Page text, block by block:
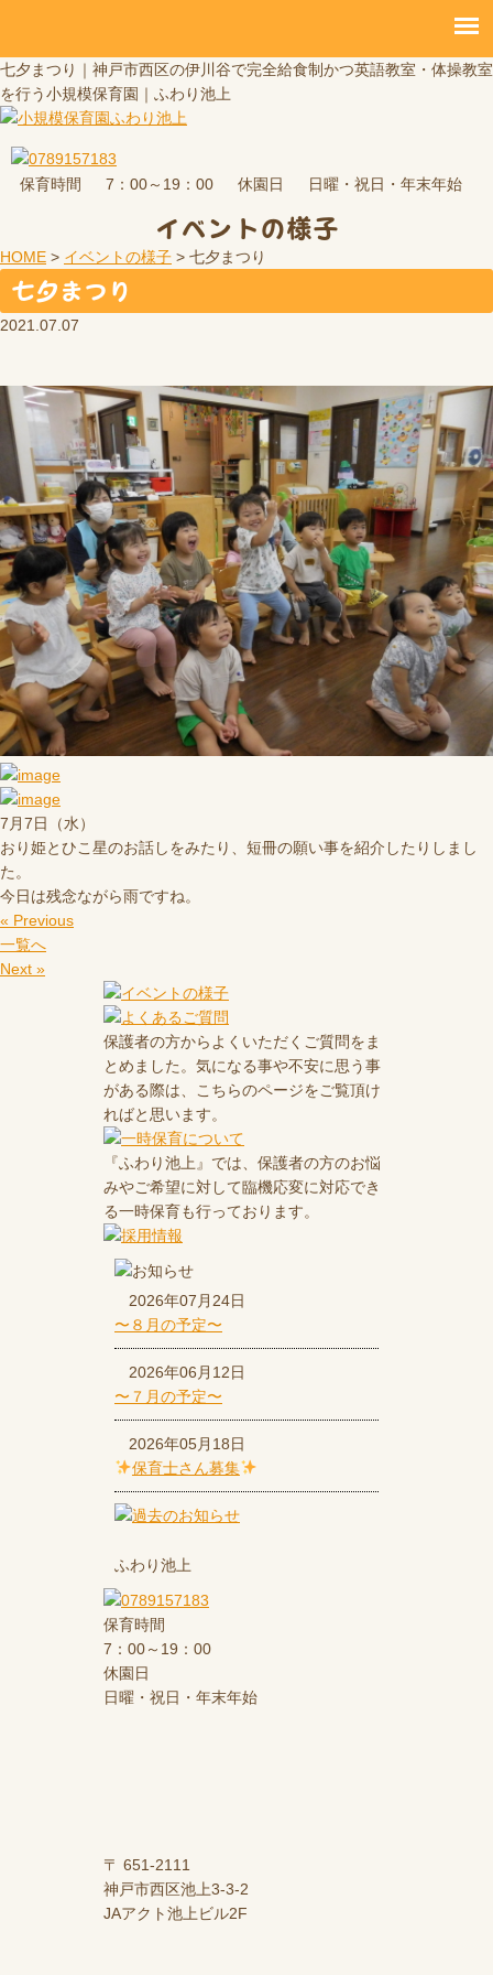
七夕まつり｜神戸市西区の伊川谷で完全給食制かつ英語教室・体操教室
を行う小規模保育園｜ふわり池上
保育時間 7：00～19：00 休園日 日曜・祝日・年末年始
イベントの様子
HOME > イベントの様子 > 七夕まつり
七夕まつり
2021.07.07
7月7日（水）
おり姫とひこ星のお話しをみたり、短冊の願い事を紹介したりしまし
た。
今日は残念ながら雨ですね。
« Previous
一覧へ
Next »
保護者の方からよくいただくご質問をま
とめました。気になる事や不安に思う事
がある際は、こちらのページをご覧頂け
ればと思います。
『ふわり池上』では、保護者の方のお悩
みやご希望に対して臨機応変に対応でき
る一時保育も行っております。
2026年07月24日
〜８月の予定〜
2026年06月12日
〜７月の予定〜
2026年05月18日
保育士さん募集
ふわり池上
保育時間
7：00～19：00
休園日
日曜・祝日・年末年始
〒 651-2111
神戸市西区池上3-3-2
JAアクト池上ビル2F